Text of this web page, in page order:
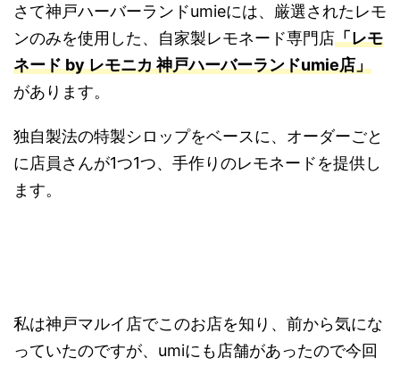
さて神戸ハーバーランドumieには、厳選されたレモ
ンのみを使用した、自家製レモネード専門店「レモ
ネード by レモニカ 神戸ハーバーランドumie店」
があります。
独自製法の特製シロップをベースに、オーダーごと
に店員さんが1つ1つ、手作りのレモネードを提供し
ます。
私は神戸マルイ店でこのお店を知り、前から気にな
っていたのですが、umiにも店舗があったので今回